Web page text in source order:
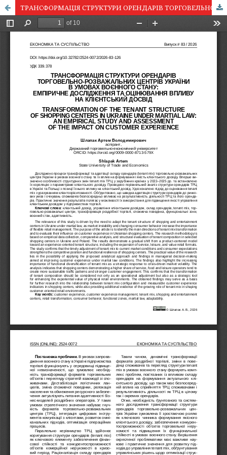
ТРАНСФОРМАЦІЯ СТРУКТУРИ ОРЕНДАРІВ ТОРГОВЕЛЬНО-РОЗВАЖАЛЬНИХ ЦЕНТРІВ УКРАЇНИ В УМОВАХ ВОЄННОГО СТАНУ: ЕМПІРИЧНЕ ДОСЛІДЖЕННЯ ТА ОЦІНЮВАННЯ ВПЛИВУ НА КЛІЄНТСЬКИЙ ДОСВІД